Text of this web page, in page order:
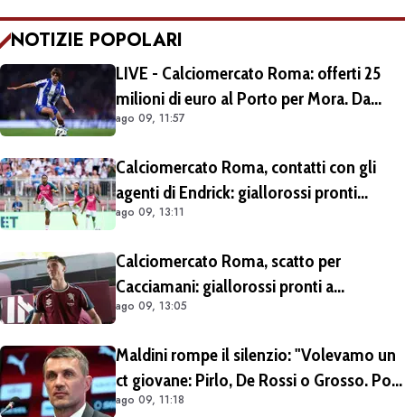
NOTIZIE POPOLARI
LIVE - Calciomercato Roma: offerti 25
milioni di euro al Porto per Mora. Da
escludere il prestito con diritto di riscatto.
ago 09, 11:57
Calciomercato Roma, contatti con gli
agenti di Endrick: giallorossi pronti
all'affondo. Aston Villa forte sul
ago 09, 13:11
Calciomercato Roma, scatto per
Cacciamani: giallorossi pronti a
migliorare l'offerta da 15 milioni di euro
ago 09, 13:05
Maldini rompe il silenzio: "Volevamo un
ct giovane: Pirlo, De Rossi o Grosso. Poi
Malagò mi ha detto: «Pirlo non si può
ago 09, 11:18